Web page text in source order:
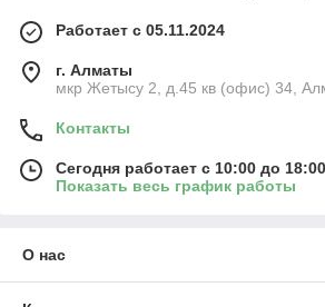
Работает с 05.11.2024
г. Алматы
мкр Жетысу 2, д.45 кв (офис) 34,
Контакты
Сегодня работает с 10:00 до 18:00
Показать весь график работы
О нас